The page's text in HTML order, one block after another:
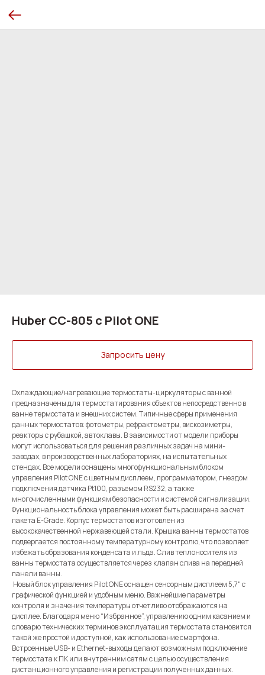
Huber CC-805 с Pilot ONE
Запросить цену
Oхлаждающие/нагревающие термостаты-циркуляторы с ванной
предназначены для термостатирования объектов непосредственно в
ванне термостата и внешних систем. Типичные сферы применения
данных термостатов: фотометры, рефрактометры, вискозиметры,
реакторы с рубашкой, автоклавы. В зависимости от модели приборы
могут использоваться для решения различных задач на мини-
заводах, в производственных лабораториях, на испытательных
стендах. Все модели оснащены многофункциональным блоком
управления Pilot ONE с цветным дисплеем, программатором, гнездом
подключения датчика Pt100, разъемом RS232, а также
многочисленными функциям безопасности и системой сигнализации.
Функциональность блока управления может быть расширена за счет
пакета E-Grade. Корпус термостатов изготовлен из
высококачественной нержавеющей стали. Крышка ванны термостатов
подвергается постоянному температурному контролю, что позволяет
избежать образования конденсата и льда. Слив теплоносителя из
ванны термостата осуществляется через клапан слива на передней
панели ванны.
Новый блок управления Pilot ONE оснащен сенсорным дисплеем 5,7" с
графической функцией и удобным меню. Важнейшие параметры
контроля и значения температуры отчетливо отображаются на
дисплее. Благодаря меню “Избранное”, управлению одним касанием и
словарю технических терминов эксплуатация термостата становится
такой же простой и доступной, как использование смартфона.
Встроенные USB- и Ethernet-выходы делают возможным подключение
термостата к ПК или внутренним сетям с целью осуществления
дистанционного управления и регистрации полученных данных.